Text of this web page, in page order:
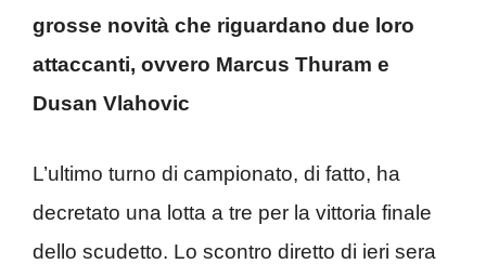
grosse novità che riguardano due loro
attaccanti, ovvero Marcus Thuram e
Dusan Vlahovic
L’ultimo turno di campionato, di fatto, ha
decretato una lotta a tre per la vittoria finale
dello scudetto. Lo scontro diretto di ieri sera